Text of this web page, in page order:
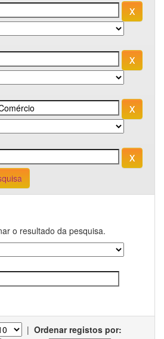
o resultado da pesquisa.
| Ordenar registos por: